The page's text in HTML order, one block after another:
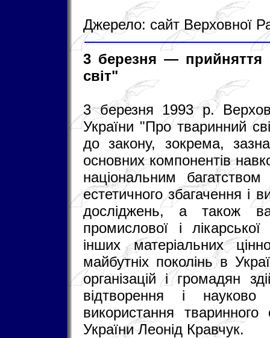
Джерело: сайт Верховної
3 березня — прийняття
світ"
3 березня 1993 р.
України "Про тваринний
до закону, зокрема,
основних компонентів
національним
естетичного збагачення і
досліджень, а також
промислової і
інших матеріальних
майбутніх поколінь в
організацій і громадян
відтворення і науково
використання
України Леонід Кравчук.